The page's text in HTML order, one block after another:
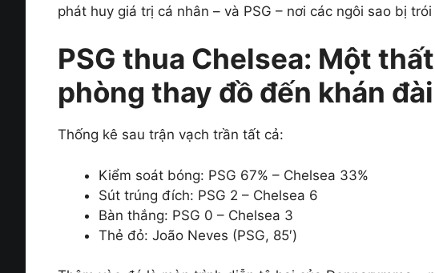
phát huy giá trị cá nhân – và PSG – nơi các ngôi sao bị
PSG thua Chelsea: Một
phòng thay đồ đến khán đài
Thống kê sau trận vạch trần tất cả:
Kiểm soát bóng: PSG 67% – Chelsea 33%
Sút trúng đích: PSG 2 – Chelsea 6
Bàn thắng: PSG 0 – Chelsea 3
Thẻ đỏ: João Neves (PSG, 85′)